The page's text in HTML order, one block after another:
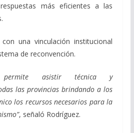
más eficientes a las
una vinculación institucional
de reconvención.
permite asistir técnica y
las provincias brindando a los
los recursos necesarios para la
, señaló Rodríguez.